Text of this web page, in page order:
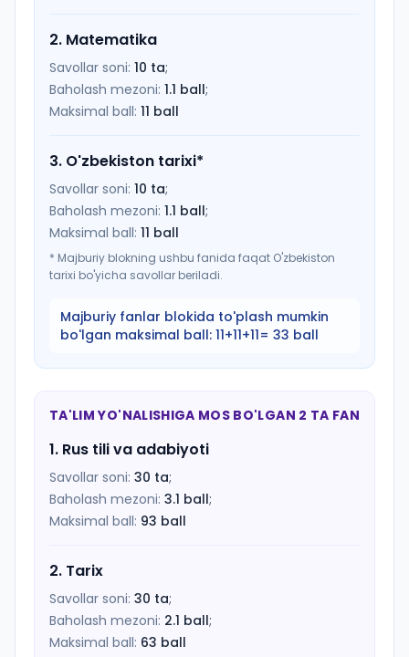
2. Matematika
Savollar soni: 10 ta;
Baholash mezoni: 1.1 ball;
Maksimal ball: 11 ball
3. O'zbekiston tarixi*
Savollar soni: 10 ta;
Baholash mezoni: 1.1 ball;
Maksimal ball: 11 ball
* Majburiy blokning ushbu fanida faqat O'zbekiston
tarixi bo'yicha savollar beriladi.
Majburiy fanlar blokida to'plash mumkin
bo'lgan maksimal ball: 11+11+11= 33 ball
TA'LIM YO'NALISHIGA MOS BO'LGAN 2 TA FAN
1. Rus tili va adabiyoti
Savollar soni: 30 ta;
Baholash mezoni: 3.1 ball;
Maksimal ball: 93 ball
2. Tarix
Savollar soni: 30 ta;
Baholash mezoni: 2.1 ball;
Maksimal ball: 63 ball